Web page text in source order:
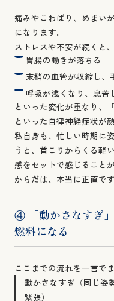
痛みやこわばり、めまい
になります。
ストレスや不安が続くと
胃腸の動きが落ちる
末梢の血管が収縮し、
呼吸が浅くなり、息苦
といった変化が重なり、
といった自律神経症状が
私自身も、忙しい時期に
うと、首こりからくる軽
感をセットで感じること
からだは、本当に正直です
④ 「動かさなすぎ
燃料になる
ここまでの流れを一言で
動かさなすぎ（同じ姿
緊張）